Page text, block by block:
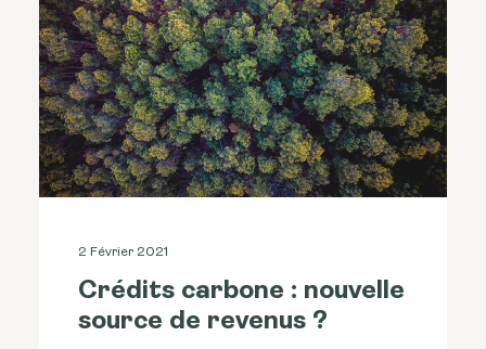
Recherche
2 Février 2021
Crédits carbone : nouvelle
source de revenus ?